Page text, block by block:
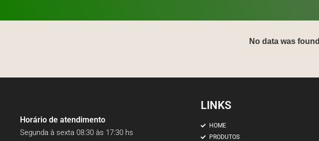
No data was found
Horário de atendimento
Segunda à sexta 08:30 às 17:30 hs
LINKS
HOME
PRODUTOS